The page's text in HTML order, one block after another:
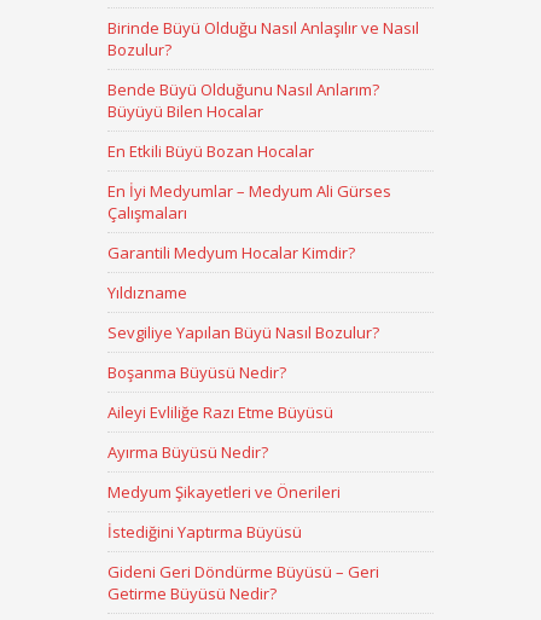
Birinde Büyü Olduğu Nasıl Anlaşılır ve Nasıl
Bozulur?
Bende Büyü Olduğunu Nasıl Anlarım?
Büyüyü Bilen Hocalar
En Etkili Büyü Bozan Hocalar
En İyi Medyumlar – Medyum Ali Gürses
Çalışmaları
Garantili Medyum Hocalar Kimdir?
Yıldızname
Sevgiliye Yapılan Büyü Nasıl Bozulur?
Boşanma Büyüsü Nedir?
Aileyi Evliliğe Razı Etme Büyüsü
Ayırma Büyüsü Nedir?
Medyum Şikayetleri ve Önerileri
İstediğini Yaptırma Büyüsü
Gideni Geri Döndürme Büyüsü – Geri
Getirme Büyüsü Nedir?